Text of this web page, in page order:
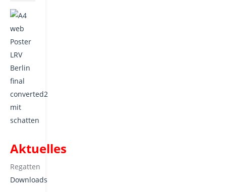
Aktuelles
Regatten
Downloads